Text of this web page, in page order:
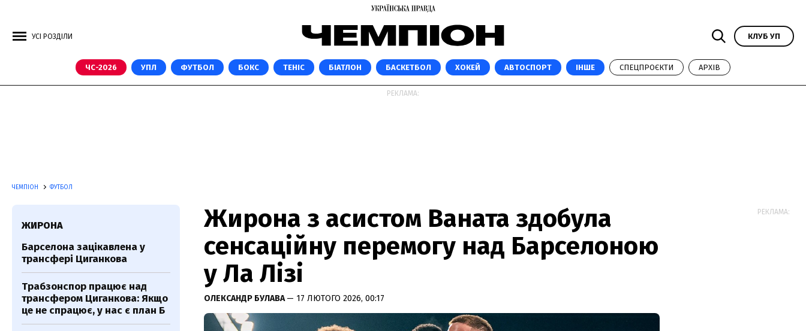
УСІ РОЗДІЛИ КЛУБ УП
ЧС-2026 УПЛ ФУТБОЛ БОКС ТЕНІС БІАТЛОН БАСКЕТБОЛ ХОКЕЙ АВТОСПОРТ ІНШЕ СПЕЦПРОЄКТИ АРХІВ
РЕКЛАМА:
ЧЕМПІОН ФУТБОЛ
Жирона з асистом Ваната здобула
сенсаційну перемогу над Барселоною
у Ла Лізі
ОЛЕКСАНДР БУЛАВА— 17 ЛЮТОГО 2026, 00:17
ЖИРОНА
Барселона зацікавлена у
трансфері Циганкова
Трабзонспор працює над
трансфером Циганкова: Якщо
це не спрацює, у нас є план Б
РЕКЛАМА: